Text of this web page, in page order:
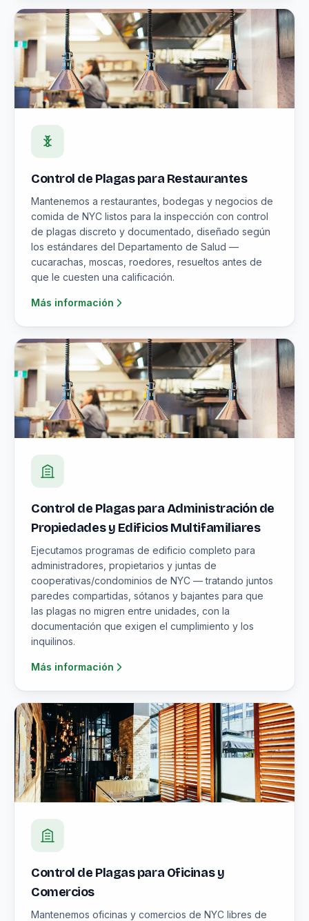
Control de Plagas para Restaurantes
Mantenemos a restaurantes, bodegas y negocios de
comida de NYC listos para la inspección con control
de plagas discreto y documentado, diseñado según
los estándares del Departamento de Salud —
cucarachas, moscas, roedores, resueltos antes de
que le cuesten una calificación.
Más información
Control de Plagas para Administración de
Propiedades y Edificios Multifamiliares
Ejecutamos programas de edificio completo para
administradores, propietarios y juntas de
cooperativas/condominios de NYC — tratando juntos
paredes compartidas, sótanos y bajantes para que
las plagas no migren entre unidades, con la
documentación que exigen el cumplimiento y los
inquilinos.
Más información
Control de Plagas para Oficinas y
Comercios
Mantenemos oficinas y comercios de NYC libres de